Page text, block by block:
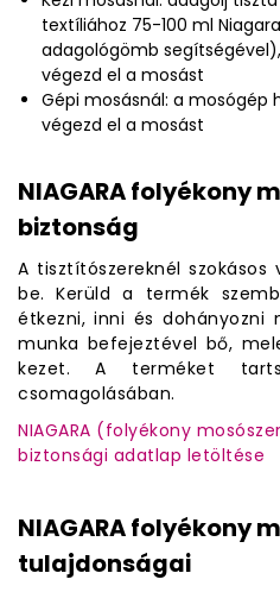
textíliához 75-100 ml
adagológömb
végezd el a mosást
Gépi mosásnál: a mosógép
végezd el a mosást
NIAGARA folyékony
biztonság
A tisztítószereknél
be. Kerüld a termék
étkezni, inni és dohányozni
munka befejeztével bő,
kezet. A terméket
csomagolásában.
NIAGARA (folyékony
biztonsági adatlap letöltése
NIAGARA folyékony
tulajdonságai